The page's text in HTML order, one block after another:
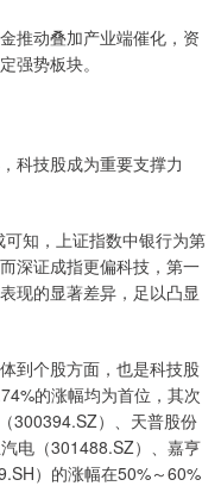
推动叠加产业端催化，资
强势板块。
科技股成为重要支撑力
知，上证指数中银行为第
深证成指更偏科技，第一
现的显著差异，足以凸显
到个股方面，也是科技股
的涨幅均为首位，其次
300394.SZ）、天普股份
电（301488.SZ）、嘉亨
）的涨幅在50%～60%